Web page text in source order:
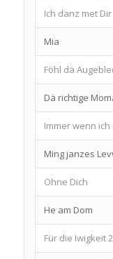
Ich danz met Dir
Mia
Föhl dä
Dä richtige
Immer wenn
Ming janzes
Ohne Dich
He am Dom
Für die Iwigkeit